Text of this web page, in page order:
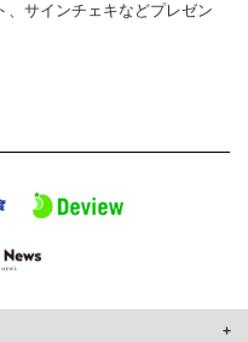
、サインチェキなどプレゼン